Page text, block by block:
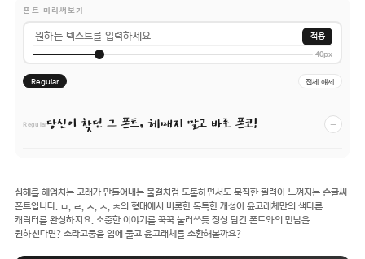
폰트 미리써보기
적용
40px
Regular 전체 해제
Regular당신이 찾던 그 폰트, 헤매지 말고 바로 폰코! −
심해를 헤엄치는 고래가 만들어내는 물결처럼 도톰하면서도 묵직한 필력이 느껴지는 손글씨
폰트입니다. ㅁ, ㄹ, ㅅ, ㅈ, ㅊ의 형태에서 비롯한 독특한 개성이 윤고래체만의 색다른
캐릭터를 완성하지요. 소중한 이야기를 꾹꾹 눌러쓰듯 정성 담긴 폰트와의 만남을
원하신다면? 소라고둥을 입에 물고 윤고래체를 소환해볼까요?